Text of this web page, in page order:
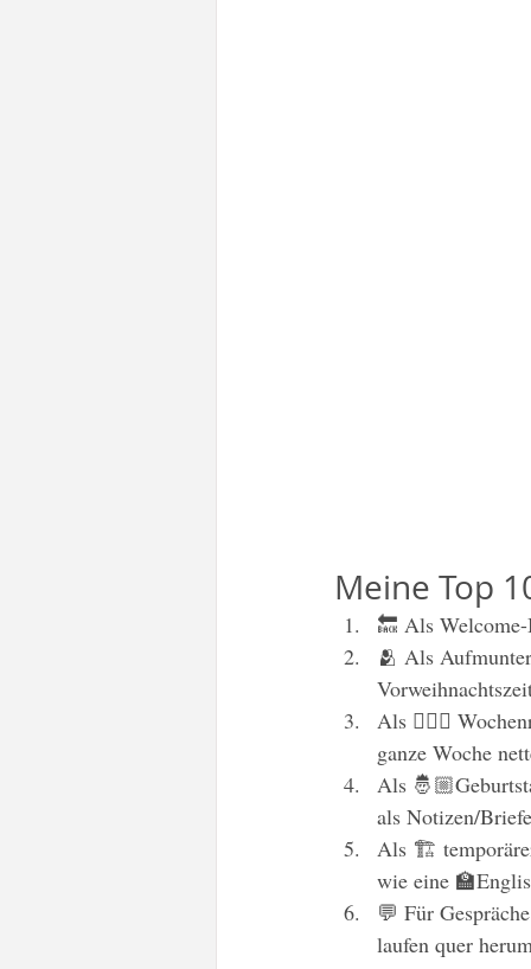
Meine Top
🔙 Als
🫂 Als
Als 🙇🏼‍♀️
ganze Woche
Als
als Notizen/
Als 🏗
wie eine
💬 Für
laufen quer